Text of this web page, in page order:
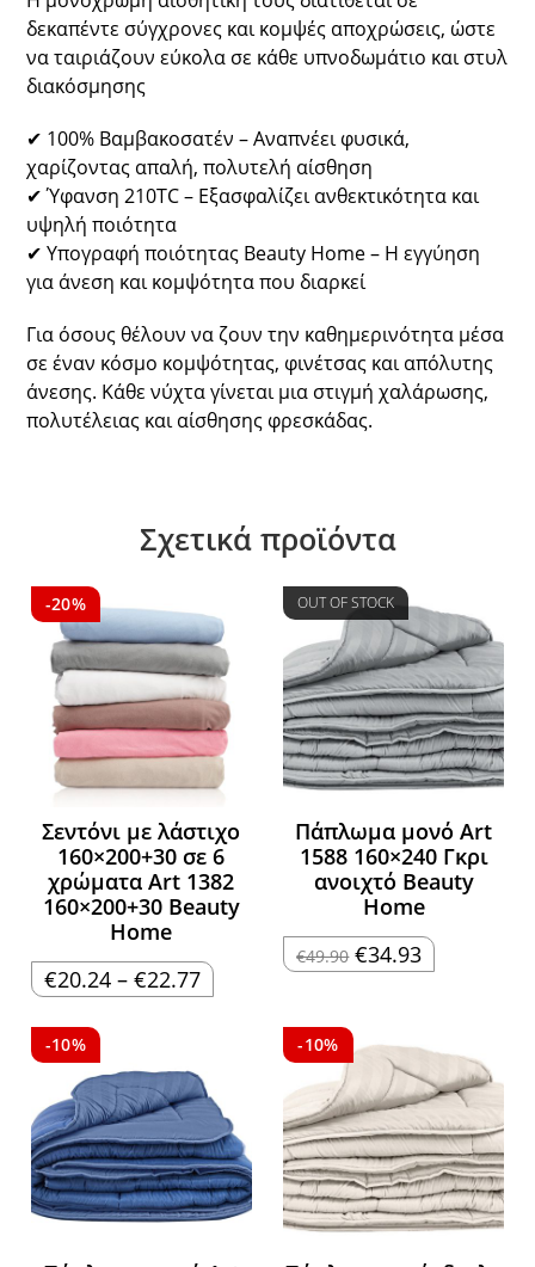
δεκαπέντε σύγχρονες και κομψές αποχρώσεις, ώστε
να ταιριάζουν εύκολα σε κάθε υπνοδωμάτιο και στυλ
διακόσμησης
✔ 100% Βαμβακοσατέν – Αναπνέει φυσικά,
χαρίζοντας απαλή, πολυτελή αίσθηση
✔ Ύφανση 210TC – Εξασφαλίζει ανθεκτικότητα και
υψηλή ποιότητα
✔ Υπογραφή ποιότητας Beauty Home – Η εγγύηση
για άνεση και κομψότητα που διαρκεί
Για όσους θέλουν να ζουν την καθημερινότητα μέσα
σε έναν κόσμο κομψότητας, φινέτσας και απόλυτης
άνεσης. Κάθε νύχτα γίνεται μια στιγμή χαλάρωσης,
πολυτέλειας και αίσθησης φρεσκάδας.
Σχετικά προϊόντα
-20%
Σεντόνι με λάστιχο
160×200+30 σε 6
χρώματα Art 1382
160×200+30 Beauty
Home
€20.24 – €22.77Price
range:
OUT OF STOCK
Πάπλωμα μονό Art
1588 160×240 Γκρι
ανοιχτό Beauty
Home
€49.90 Original
price
€34.93 Η
τρέχουσα
-10%
-10%